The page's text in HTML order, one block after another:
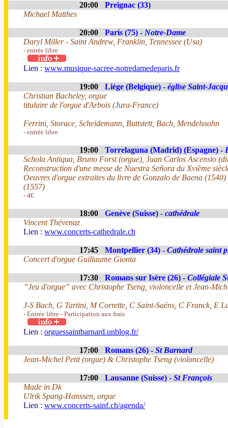
20:00
Preignac (33)
Michael Matthes
20:00 Paris (75) - Notre-Dame
Daryl Miller - Saint Andrew, Franklin, Tennessee (Usa)
- entrée libre
Lien : www.musique-sacree-notredamedeparis.fr
19:00 Liège (Belgique) - église Saint-
Christian Bacheley, orgue
titulaire de l'orgue d'Arbois (Jura-France)
Ferrini, Storace, Scheidemann, Buttstett, Bach, Mendelssohn
- entrée libre
19:00 Torrelaguna (Madrid) (Espagne) -
Schola Antiqua, Bruno Forst (orgue), Juan Carlos Ascensio
Reconstruction d'une messe de Nuestra Señora du Xvième
Oeuvres d'orgue extraites du livre de Gonzalo de Baena (1540)
(1557)
- 4€
18:00 Genève (Suisse) - cathédrale
Vincent Thévenaz
Lien : www.concerts-cathedrale.ch
17:45 Montpellier (34) - Cathédrale saint
Concert d'orgue Guillaume Gionta
17:30 Romans sur Isère (26) - Collégiale
”Jeu d'orgue” avec Christophe Tseng, violoncelle et Jean-
J-S Bach, G Tartini, M Corrette, C Saint-Saëns, C Franck, E
- Entrée libre - Participation aux frais
Lien : orguessaintbarnard.unblog.fr/
17:00 Romans (26) - St Barnard
Jean-Michel Petit (orgue) & Christophe Tseng (violoncelle)
17:00 Lausanne (Suisse) - St François
Made in Dk
Ulrik Spang-Hanssen, orgue
Lien : www.concerts-sainf.ch/agenda/